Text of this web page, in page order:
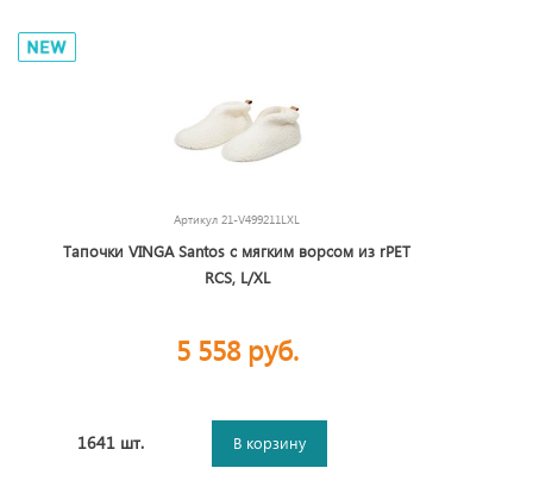
Артикул 21-V499211LXL
Тапочки VINGA Santos с мягким ворсом из rPET
RCS, L/XL
5 558 руб.
1641 шт. В корзину